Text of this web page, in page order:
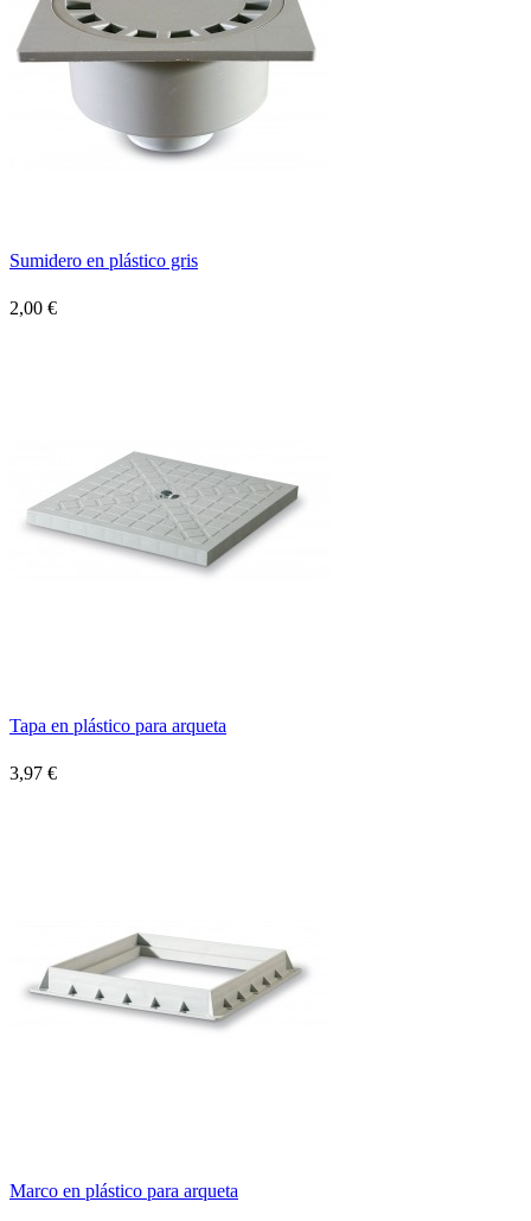
Sumidero en plástico gris
2,00 €
Tapa en plástico para arqueta
3,97 €
Marco en plástico para arqueta